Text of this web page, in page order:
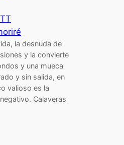
TT
la desnuda de
y la convierte
y una mueca
y sin salida, en
valioso es la
Calaveras